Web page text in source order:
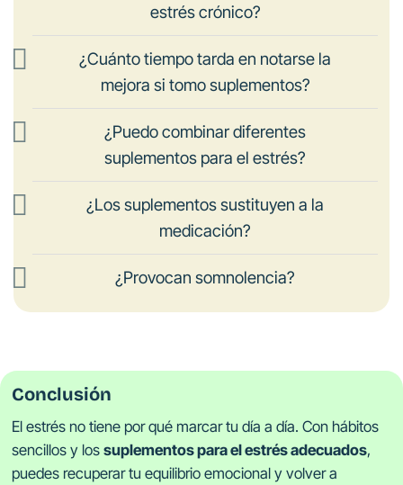
estrés crónico?
¿Cuánto tiempo tarda en notarse la
mejora si tomo suplementos?
¿Puedo combinar diferentes
suplementos para el estrés?
¿Los suplementos sustituyen a la
medicación?
¿Provocan somnolencia?
Conclusión
El estrés no tiene por qué marcar tu día a día. Con hábitos
sencillos y lossuplementos para el estrés adecuados,
puedes recuperar tu equilibrio emocional y volver a